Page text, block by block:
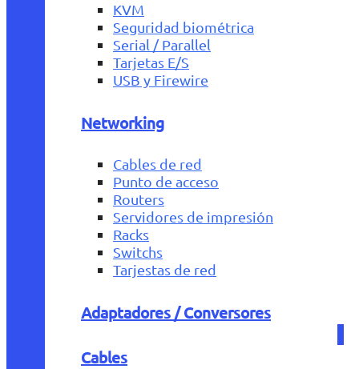
KVM
Seguridad biométrica
Serial / Parallel
Tarjetas E/S
USB y Firewire
Networking
Cables de red
Punto de acceso
Routers
Servidores de impresión
Racks
Switchs
Tarjestas de red
Adaptadores / Conversores
Cables